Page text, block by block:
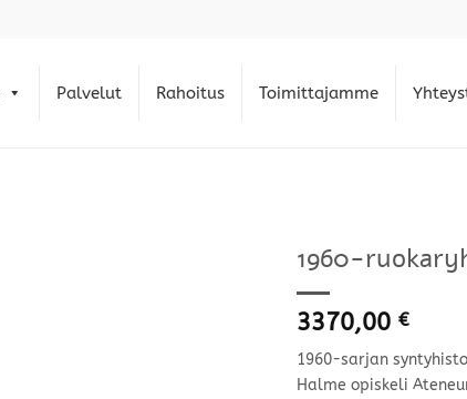
Palvelut Rahoitus Toimittajamme
1960-
3370,00 €
1960-sarjan
Halme opiskeli